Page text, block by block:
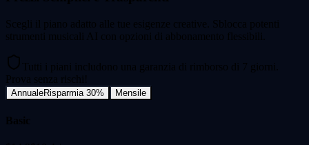
Scegli il piano adatto alle tue esigenze creative. Sblocca potenti
strumenti musicali AI con opzioni di abbonamento flessibili.
Tutti i piani includono una garanzia di rimborso di 7 giorni.
Prova senza rischi!
AnnualeRisparmia 30% Mensile
Basic